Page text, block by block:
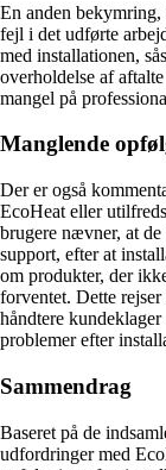
En anden
fejl i det udførte
med installationen,
overholdelse af
mangel på
Manglende
Der er også
EcoHeat eller
brugere nævner, at
support, efter at
om produkter, der
forventet. Dette
håndtere
problemer efter
Sammendrag
Baseret på de
udfordringer med